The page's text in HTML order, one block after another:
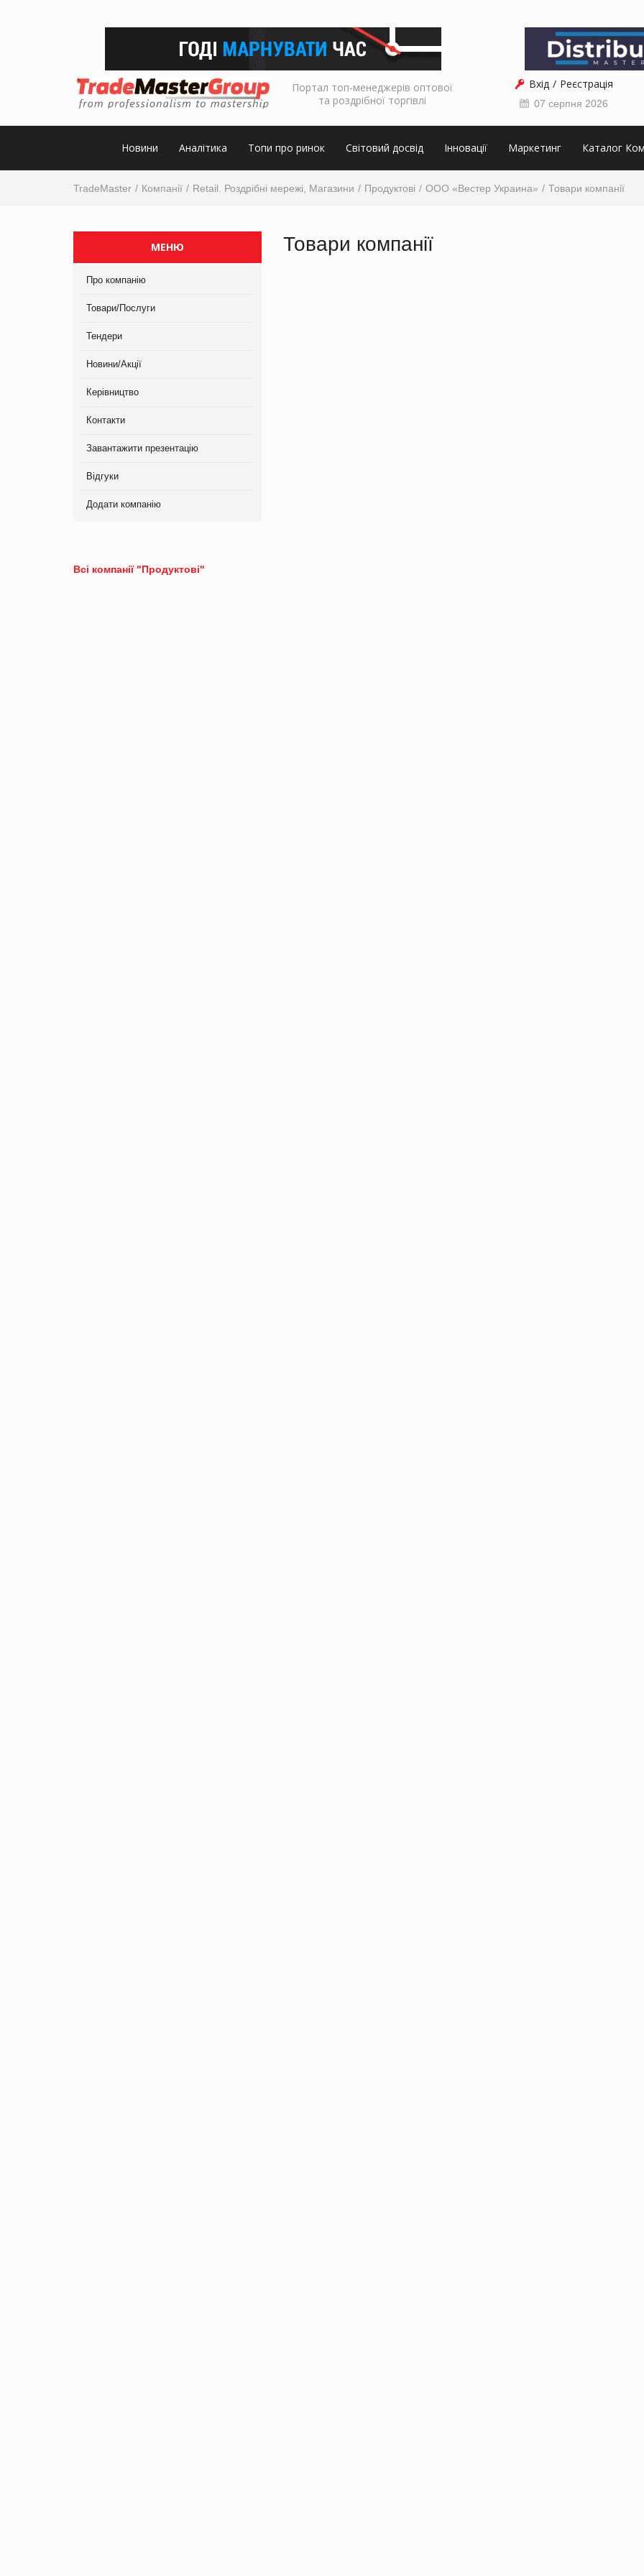
Портал топ-менеджерів оптової
та роздрібної торгівлі
Вхід Реєстрація
07 серпня 2026
Новини Аналітика Топи про ринок Світовий досвід Інновації Маркетинг Каталог
TradeMaster Компанії Retail. Роздрібні мережі, Магазини Продуктові ООО «Вестер Украина» Товари компанії
МЕНЮ
Про компанію
Товари/Послуги
Тендери
Новини/Акції
Керівництво
Контакти
Завантажити презентацію
Відгуки
Додати компанію
Товари компанії
Всі компанії "Продуктові"